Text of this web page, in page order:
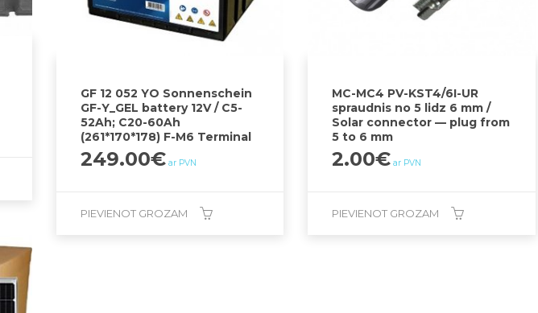
GF 12 052 YO Sonnenschein
GF-Y_GEL battery 12V / C5-
52Ah; C20-60Ah
(261*170*178) F-M6 Terminal
249.00€ ar PVN
PIEVIENOT GROZAM
MC-MC4 PV-KST4/6I-UR
spraudnis no 5 lidz 6 mm /
Solar connector — plug from
5 to 6 mm
2.00€ ar PVN
PIEVIENOT GROZAM